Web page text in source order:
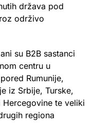
država pod
održivo
su B2B sastanci
centru u
Rumunije,
iz Srbije, Turske,
Hercegovine te veliki
regiona